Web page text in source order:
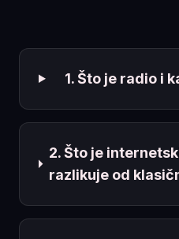
1. Što je radio i
2. Što je
razlikuje od